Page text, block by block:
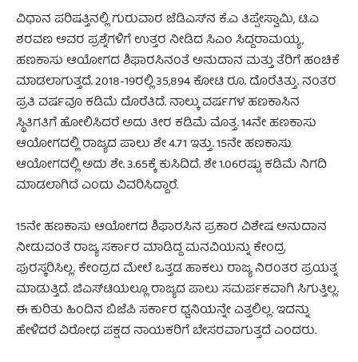
ವಿಧಾನ ಪರಿಷತ್ತಿನಲ್ಲಿ ಗುರುವಾರ ಜೆಡಿಎಸ್‌ನ ಕೆ.ಎ ತಿಪ್ಪೇಸ್ವಾಮಿ, ಟಿ.ಎ
ಶರವಣ ಅವರ ಪ್ರಶ್ನೆಗಳಿಗೆ ಉತ್ತರ ನೀಡಿದ ಸಿಎಂ ಸಿದ್ದರಾಮಯ್ಯ,
ಹಣಕಾಸು ಆಯೋಗದ ಶಿಫಾರಸಿನಂತೆ ಅನುದಾನ ಮತ್ತು ತೆರಿಗೆ ಹಂಚಿಕೆ
ಮಾಡಲಾಗುತ್ತದೆ. 2018-19ರಲ್ಲಿ 35,894 ಕೋಟಿ ರೂ. ದೊರೆತಿತ್ತು. ನಂತರ
ಪ್ರತಿ ವರ್ಷವೂ ಕಡಿಮೆ ದೊರೆತಿದೆ. ನಾಲ್ಕು ವರ್ಷಗಳ ಹಣಕಾಸಿನ
ಸ್ಥಿತಿಗತಿಗೆ ಹೋಲಿಸಿದರೆ ಅದು ತೀರ ಕಡಿಮೆ ಮೊತ್ತ. 14ನೇ ಹಣಕಾಸು
ಆಯೋಗದಲ್ಲಿ ರಾಜ್ಯದ ಪಾಲು ಶೇ 4.71 ಇತ್ತು. 15ನೇ ಹಣಕಾಸು
ಆಯೋಗದಲ್ಲಿ ಅದು ಶೇ. 3.65ಕ್ಕೆ ಕುಸಿದಿದೆ. ಶೇ 1.06ರಷ್ಟು ಕಡಿಮೆ ನಿಗದಿ
ಮಾಡಲಾಗಿದೆ ಎಂದು ವಿವರಿಸಿದ್ದಾರೆ.
15ನೇ ಹಣಕಾಸು ಆಯೋಗದ ಶಿಫಾರಸಿನ ಪ್ರಕಾರ ವಿಶೇಷ ಅನುದಾನ
ನೀಡುವಂತೆ ರಾಜ್ಯ ಸರ್ಕಾರ ಮಾಡಿದ್ದ ಮನವಿಯನ್ನು ಕೇಂದ್ರ
ಪುರಸ್ಕರಿಸಿಲ್ಲ. ಕೇಂದ್ರದ ಮೇಲೆ ಒತ್ತಡ ಹಾಕಲು ರಾಜ್ಯ ನಿರಂತರ ಪ್ರಯತ್ನ
ಮಾಡುತ್ತಿದೆ. ಜಿಎಸ್‌ಟಿಯಲ್ಲೂ ರಾಜ್ಯದ ಪಾಲು ಸಮರ್ಪಕವಾಗಿ ಸಿಗುತ್ತಿಲ್ಲ.
ಈ ಕುರಿತು ಹಿಂದಿನ ಬಿಜೆಪಿ ಸರ್ಕಾರ ಧ್ವನಿಯನ್ನೇ ಎತ್ತಲಿಲ್ಲ. ಇದನ್ನು
ಹೇಳಿದರೆ ವಿರೋಧ ಪಕ್ಷದ ನಾಯಕರಿಗೆ ಬೇಸರವಾಗುತ್ತದೆ ಎಂದರು.